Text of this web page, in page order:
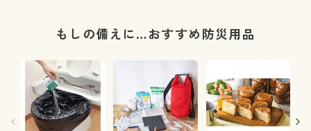
カット・静電
くい)
もしの備えに…おすすめ防災用品